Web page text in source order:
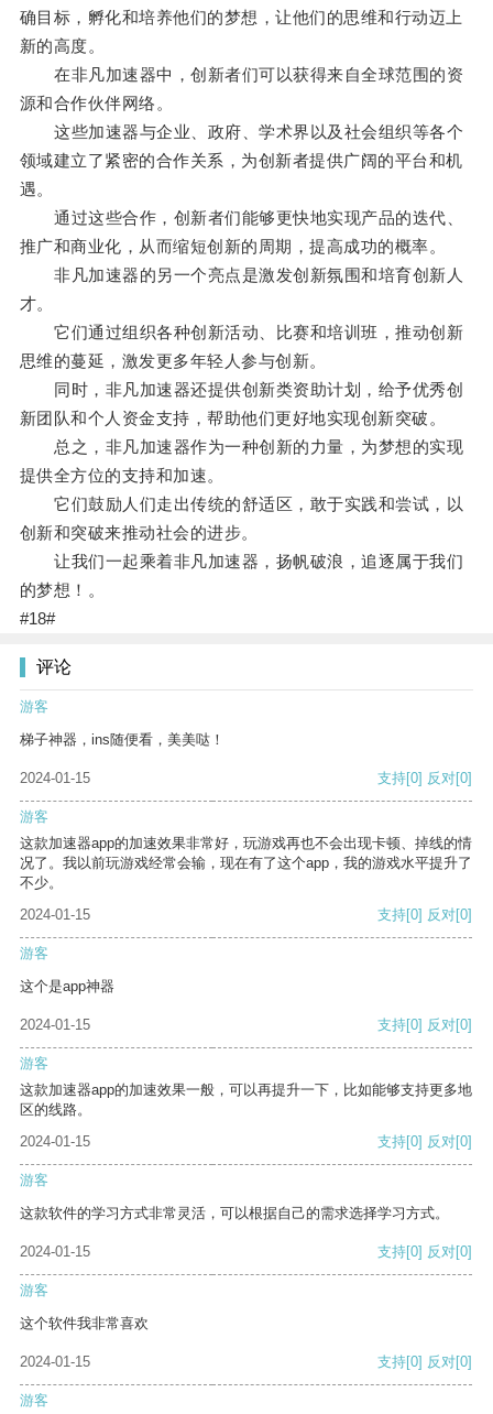
确目标，孵化和培养他们的梦想，让他们的思维和行动迈上
新的高度。
在非凡加速器中，创新者们可以获得来自全球范围的资
源和合作伙伴网络。
这些加速器与企业、政府、学术界以及社会组织等各个
领域建立了紧密的合作关系，为创新者提供广阔的平台和机
遇。
通过这些合作，创新者们能够更快地实现产品的迭代、
推广和商业化，从而缩短创新的周期，提高成功的概率。
非凡加速器的另一个亮点是激发创新氛围和培育创新人
才。
它们通过组织各种创新活动、比赛和培训班，推动创新
思维的蔓延，激发更多年轻人参与创新。
同时，非凡加速器还提供创新类资助计划，给予优秀创
新团队和个人资金支持，帮助他们更好地实现创新突破。
总之，非凡加速器作为一种创新的力量，为梦想的实现
提供全方位的支持和加速。
它们鼓励人们走出传统的舒适区，敢于实践和尝试，以
创新和突破来推动社会的进步。
让我们一起乘着非凡加速器，扬帆破浪，追逐属于我们
的梦想！。
#18#
评论
游客
梯子神器，ins随便看，美美哒！
2024-01-15 支持[0] 反对[0]
游客
这款加速器app的加速效果非常好，玩游戏再也不会出现卡顿、掉线的情
况了。我以前玩游戏经常会输，现在有了这个app，我的游戏水平提升了
不少。
2024-01-15
支持[0] 反对[0]
游客
这个是app神器
2024-01-15 支持[0] 反对[0]
游客
这款加速器app的加速效果一般，可以再提升一下，比如能够支持更多地
区的线路。
2024-01-15
支持[0] 反对[0]
游客
这款软件的学习方式非常灵活，可以根据自己的需求选择学习方式。
2024-01-15 支持[0] 反对[0]
游客
这个软件我非常喜欢
2024-01-15 支持[0] 反对[0]
游客